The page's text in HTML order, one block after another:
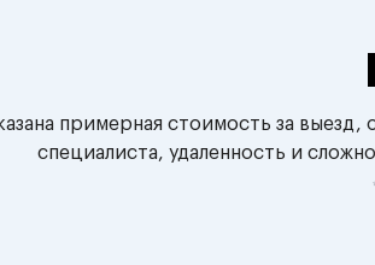
примерная стоимость за
специалиста, удаленность и